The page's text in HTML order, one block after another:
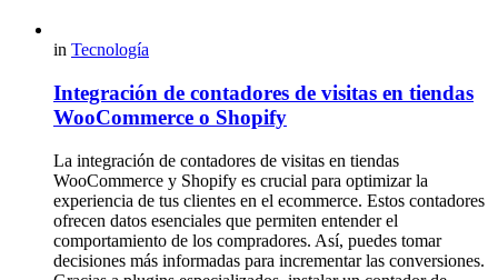
in Tecnología
Integración de contadores de visitas en tiendas
WooCommerce o Shopify
La integración de contadores de visitas en tiendas
WooCommerce y Shopify es crucial para optimizar la
experiencia de tus clientes en el ecommerce. Estos contadores
ofrecen datos esenciales que permiten entender el
comportamiento de los compradores. Así, puedes tomar
decisiones más informadas para incrementar las conversiones.